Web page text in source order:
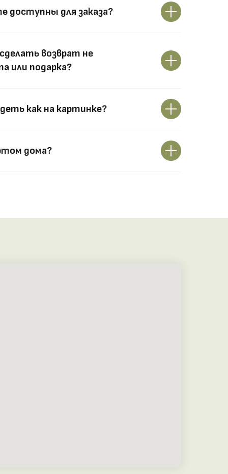
доступны для заказа?
возврат не
или подарка?
как на картинке?
дома?